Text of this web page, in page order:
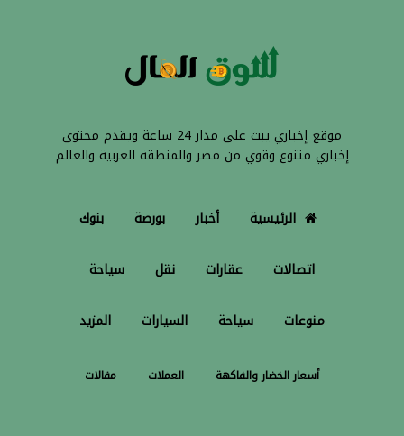
موقع إخباري يبث على مدار 24 ساعة ويقدم محتوى
إخباري متنوع وقوي من مصر والمنطقة العربية والعالم
الرئيسية أخبار بورصة بنوك
اتصالات عقارات نقل سياحة
منوعات سياحة السيارات المزيد
أسعار الخضار والفاكهة العملات مقالات